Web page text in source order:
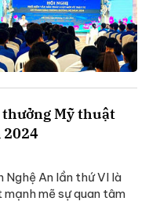
Mỹ thuật
An lần thứ VI là
mẽ sự quan tâm